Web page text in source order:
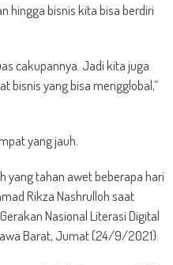
hingga bisnis kita bisa berdiri
cakupannya. Jadi kita juga
bisnis yang bisa mengglobal,”
yang jauh.
yang tahan awet beberapa hari
Rikza Nashrulloh saat
Nasional Literasi Digital
Barat, Jumat (24/9/2021).